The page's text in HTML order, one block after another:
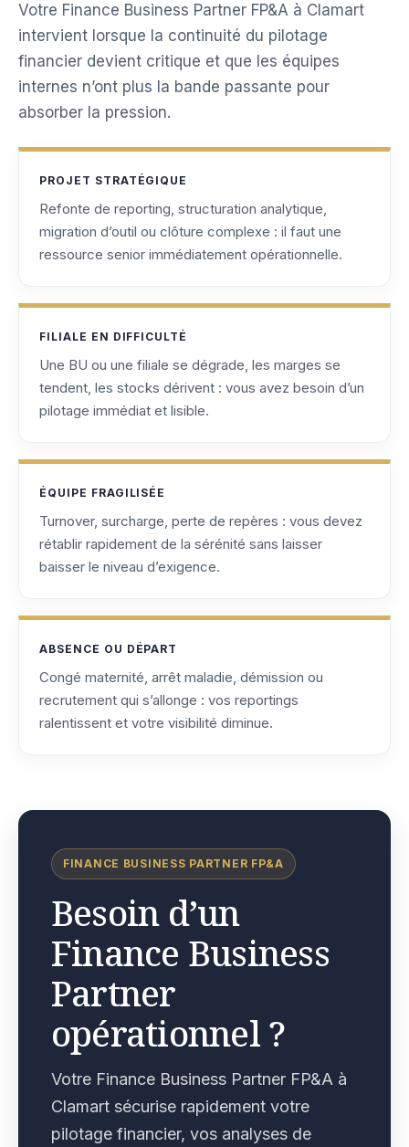
Votre Finance Business Partner FP&A à Clamart
intervient lorsque la continuité du pilotage
financier devient critique et que les équipes
internes n’ont plus la bande passante pour
absorber la pression.
PROJET STRATÉGIQUE
Refonte de reporting, structuration analytique,
migration d’outil ou clôture complexe : il faut une
ressource senior immédiatement opérationnelle.
FILIALE EN DIFFICULTÉ
Une BU ou une filiale se dégrade, les marges se
tendent, les stocks dérivent : vous avez besoin d’un
pilotage immédiat et lisible.
ÉQUIPE FRAGILISÉE
Turnover, surcharge, perte de repères : vous devez
rétablir rapidement de la sérénité sans laisser
baisser le niveau d’exigence.
ABSENCE OU DÉPART
Congé maternité, arrêt maladie, démission ou
recrutement qui s’allonge : vos reportings
ralentissent et votre visibilité diminue.
FINANCE BUSINESS PARTNER FP&A
Besoin d’un
Finance Business
Partner
opérationnel ?
Votre Finance Business Partner FP&A à
Clamart sécurise rapidement votre
pilotage financier, vos analyses de